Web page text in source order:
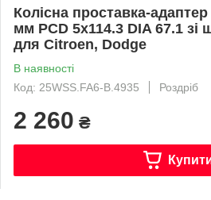
Колісна проставка-
мм PCD 5х114.3 DIA 67.1 зі
для Citroen, Dodge
В наявності
Код: 25WSS.FA6-B.4935
Роздріб
2 260 ₴